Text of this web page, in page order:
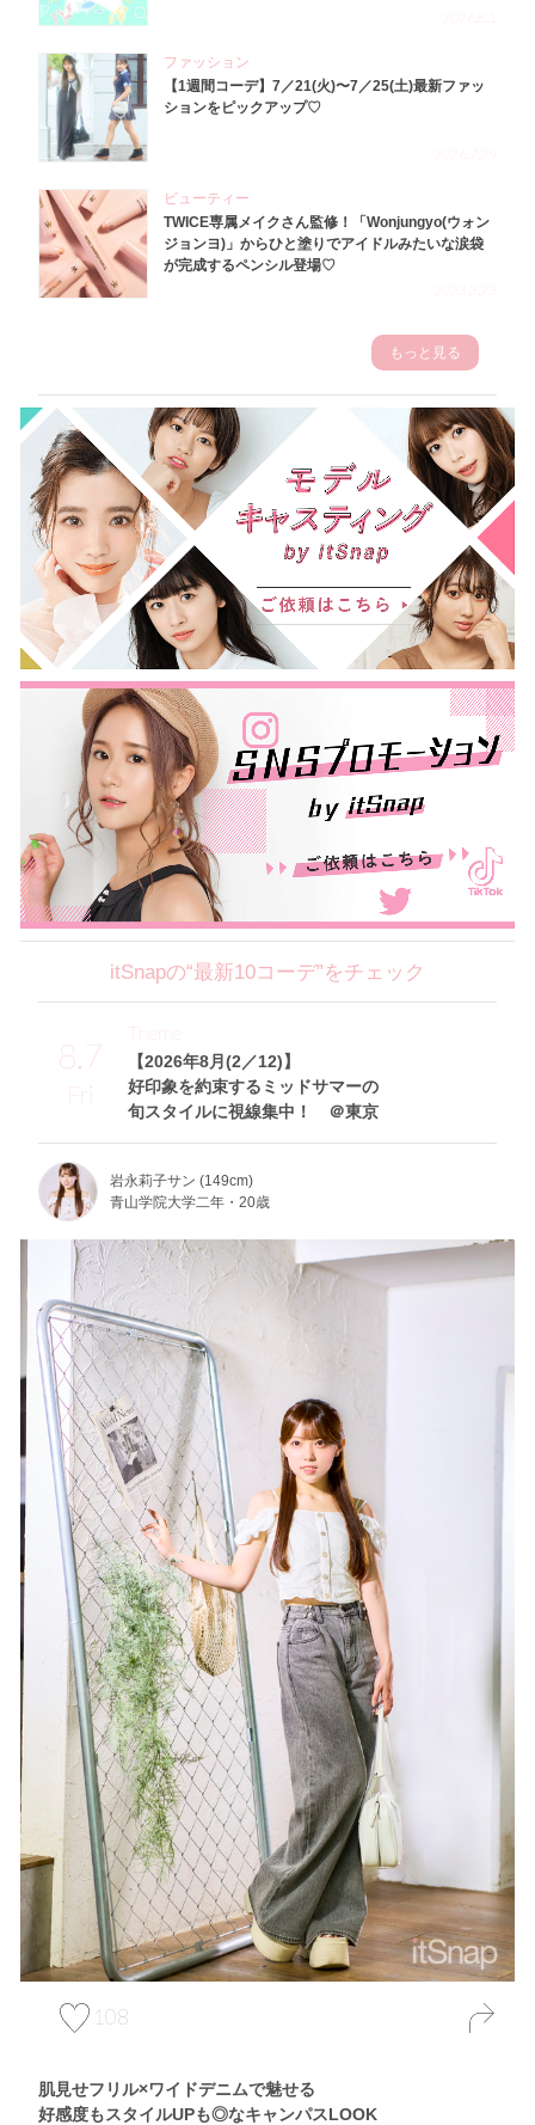
ファッション
【1週間コーデ】7／21(火)〜7／25(土)最新ファッ
ションをピックアップ♡
ビューティー
TWICE専属メイクさん監修！「Wonjungyo(ウォン
ジョンヨ)」からひと塗りでアイドルみたいな涙袋
が完成するペンシル登場♡
もっと見る
itSnapの“最新10コーデ”をチェック
8.7
Fri
【2026年8月(2／12)】
好印象を約束するミッドサマーの
旬スタイルに視線集中！ ＠東京
Theme
岩永莉子サン (149cm)
青山学院大学二年・20歳
108
肌見せフリル×ワイドデニムで魅せる
好感度もスタイルUPも◎なキャンパスLOOK